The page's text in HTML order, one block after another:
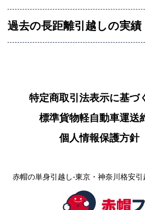
過去の長距離引越しの実績
特定商取引法表示に基づ
標準貨物軽自動車運送
個人情報保護方針
赤帽の単身引越し-東京・神奈川格安